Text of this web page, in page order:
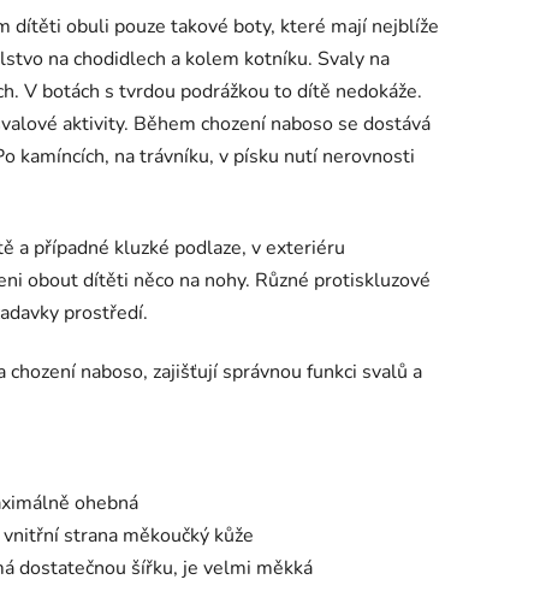
dítěti obuli pouze takové boty, které mají nejblíže
na chodidlech a kolem kotníku. Svaly na
V botách s tvrdou podrážkou to dítě nedokáže.
aktivity. Během chození naboso se dostává
kamíncích, na trávníku, v písku nutí nerovnosti
a případné kluzké podlaze, v exteriéru
obout dítěti něco na nohy. Různé protiskluzové
prostředí.
naboso, zajišťují správnou funkci svalů a
ohebná
strana měkoučký kůže
dostatečnou šířku, je velmi měkká